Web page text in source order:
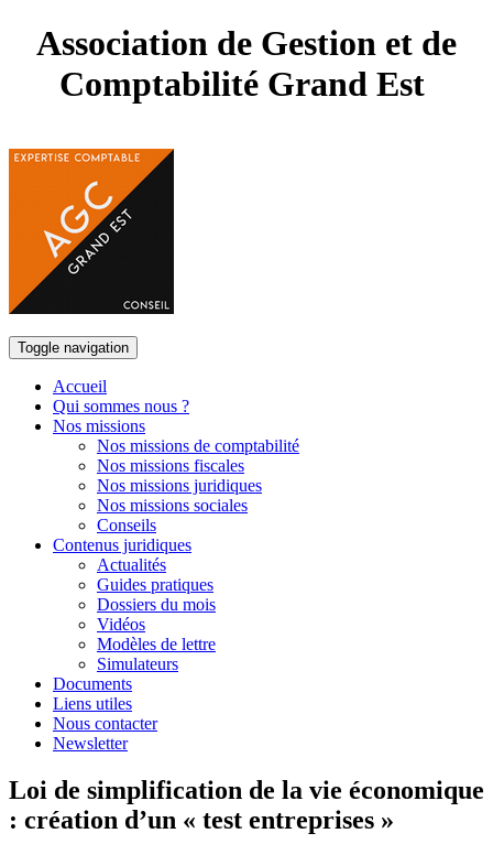
Association de Gestion et de
Comptabilité Grand Est
Toggle navigation
Accueil
Qui sommes nous ?
Nos missions
Nos missions de comptabilité
Nos missions fiscales
Nos missions juridiques
Nos missions sociales
Conseils
Contenus juridiques
Actualités
Guides pratiques
Dossiers du mois
Vidéos
Modèles de lettre
Simulateurs
Documents
Liens utiles
Nous contacter
Newsletter
Loi de simplification de la vie économique
: création d’un « test entreprises »